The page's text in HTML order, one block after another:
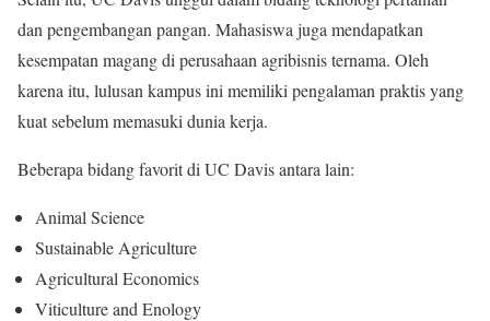
dan pengembangan pangan. Mahasiswa juga mendapatkan
kesempatan magang di perusahaan agribisnis ternama. Oleh
karena itu, lulusan kampus ini memiliki pengalaman praktis yang
kuat sebelum memasuki dunia kerja.
Beberapa bidang favorit di UC Davis antara lain:
Animal Science
Sustainable Agriculture
Agricultural Economics
Viticulture and Enology